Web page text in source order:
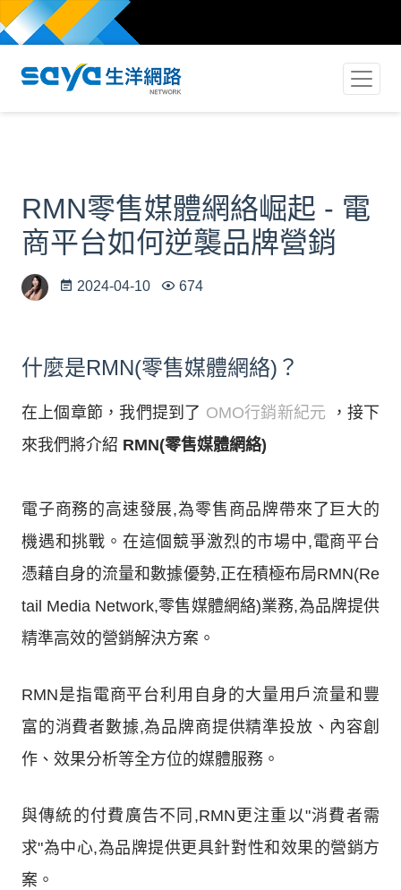
RMN零售媒體網絡崛起 - 電
商平台如何逆襲品牌營銷
2024-04-10 674
什麼是RMN(零售媒體網絡)？
在上個章節，我們提到了 OMO行銷新紀元 ，接下
來我們將介紹 RMN(零售媒體網絡)
電子商務的高速發展,為零售商品牌帶來了巨大的
機遇和挑戰。在這個競爭激烈的市場中,電商平台
憑藉自身的流量和數據優勢,正在積極布局RMN(Re
tail Media Network,零售媒體網絡)業務,為品牌提供
精準高效的營銷解決方案。
RMN是指電商平台利用自身的大量用戶流量和豐
富的消費者數據,為品牌商提供精準投放、內容創
作、效果分析等全方位的媒體服務。
與傳統的付費廣告不同,RMN更注重以"消費者需
求"為中心,為品牌提供更具針對性和效果的營銷方
案。